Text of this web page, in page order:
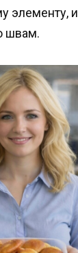
элементу,
швам.